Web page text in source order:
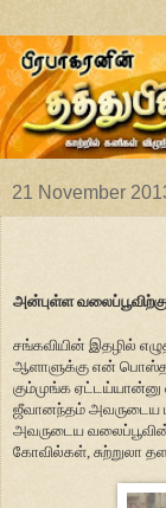
21 November
அன்புள்ள
சங்கவியின் இதழில்
ஆளாளுக்கு என்
கும்முங்க
ஜீவானந்தம் அவருடைய
அவருடைய
கோவில்கள், சுற்றுலா